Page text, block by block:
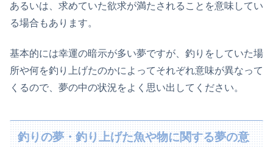
あるいは、求めていた欲求が満たされることを意味してい
る場合もあります。
基本的には幸運の暗示が多い夢ですが、釣りをしていた場
所や何を釣り上げたのかによってそれぞれ意味が異なって
くるので、夢の中の状況をよく思い出してください。
釣りの夢・釣り上げた魚や物に関する夢の意